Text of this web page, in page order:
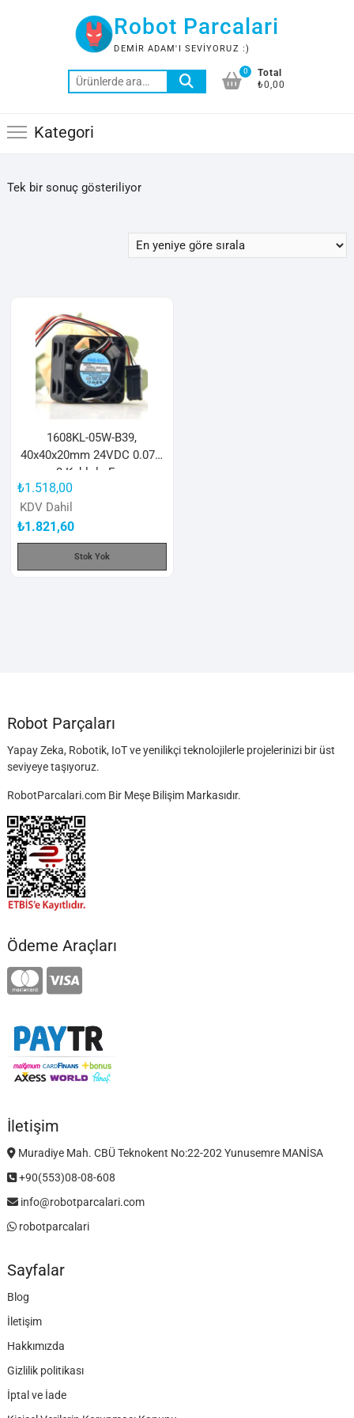
Robot Parcalari
DEMIR ADAM'I SEVIYORUZ :)
Ara:
0
Total
₺0,00
Kategori
Tek bir sonuç gösteriliyor
1608KL-05W-B39,
40x40x20mm 24VDC 0.07A
3 Kablolu Fan
₺1.518,00
KDV Dahil
₺1.821,60
Stok Yok
Robot Parçaları
Yapay Zeka, Robotik, IoT ve yenilikçi teknolojilerle projelerinizi bir üst
seviyeye taşıyoruz.
RobotParcalari.com Bir Meşe Bilişim Markasıdır.
Ödeme Araçları
İletişim
Muradiye Mah. CBÜ Teknokent No:22-202 Yunusemre MANİSA
+90(553)08-08-608
info@robotparcalari.com
robotparcalari
Sayfalar
Blog
İletişim
Hakkımızda
Gizlilik politikası
İptal ve İade